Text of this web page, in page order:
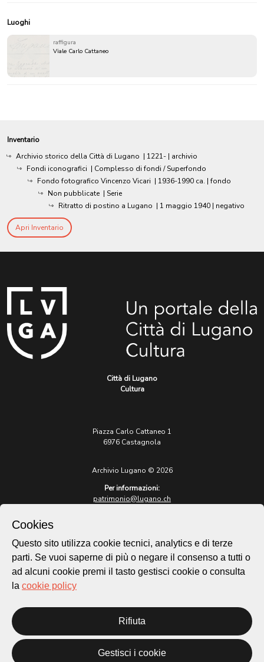
Luoghi
raffigura
Viale Carlo Cattaneo
Inventario
Archivio storico della Città di Lugano | 1221- | archivio
Fondi iconografici | Complesso di fondi / Superfondo
Fondo fotografico Vincenzo Vicari | 1936-1990 ca. | fondo
Non pubblicate | Serie
Ritratto di postino a Lugano | 1 maggio 1940 | negativo
Apri Inventario
Città di Lugano
Cultura
Piazza Carlo Cattaneo 1
6976 Castagnola
Archivio Lugano © 2026
Per informazioni:
patrimonio@lugano.ch
lugano.ch
Cookie policy
Homepage
Temi
Mappa
Novità
Cookies
Questo sito utilizza cookie tecnici, analytics e di terze
parti. Se vuoi saperne di più o negare il consenso a tutti o
ad alcuni cookie premi il tasto gestisci cookie o consulta
la cookie policy
Rifiuta
Gestisci i cookie